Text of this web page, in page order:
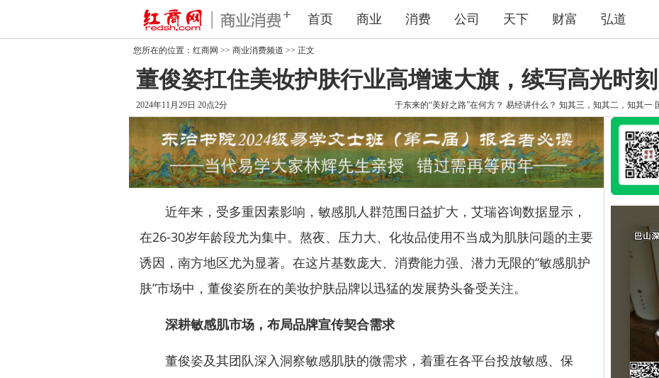
首页 商业 消费 公司 天下 财富 弘道
您所在的位置： 红商网 >> 商业消费频道 >> 正文
董俊姿扛住美妆护肤行业高增速大旗，续写高光时刻
2024年11月29日 20点2分 于东来的“美好之路”在何方？ 易经讲什么？ 知其三，知其二，知其一
近年来，受多重因素影响，敏感肌人群范围日益扩大，艾瑞咨询数据显示，
在26-30岁年龄段尤为集中。熬夜、压力大、化妆品使用不当成为肌肤问题的主要
诱因，南方地区尤为显著。在这片基数庞大、消费能力强、潜力无限的“敏感肌护
肤”市场中，董俊姿所在的美妆护肤品牌以迅猛的发展势头备受关注。
深耕敏感肌市场，布局品牌宣传契合需求
董俊姿及其团队深入洞察敏感肌肤的微需求，着重在各平台投放敏感、保